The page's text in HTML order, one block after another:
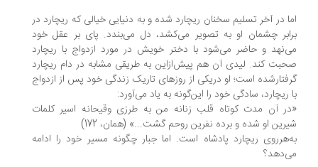
در آخر تسلیم سخنان ریچارد شده و به دنیایی خیالی که ریچارد در
چشمان او به تصویر می‌کشد، دل می‌بندد. پای بر عقل خود
و حاضر می‌شود با دختر خویش در مورد ازدواج با ریچارد
کند. لیدی آن هم پیش‌ازاین به طریقی مشابه در دام ریچارد
است؛ او دریکی از روزهای تاریک زندگی خود پس از ازدواج
ریچارد، سادگی خود را این‌گونه به یاد می‌آورد:
آن مدت کوتاه قلب زنانه من به طرزی وقیحانه اسیر کلمات
او شده و برده نفرین روحم گشت...» (همان، 172)
ریچارد پادشاه است. اما جبار چگونه مسیر خود را ادامه